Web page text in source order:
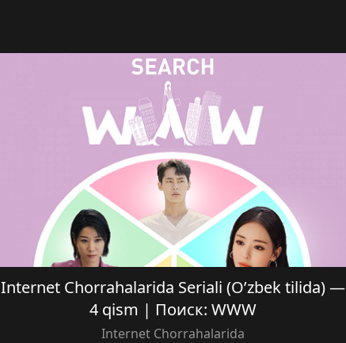
Internet Chorrahalarida Seriali (O’zbek tilida) —
4 qism | Поиск: WWW
Internet Chorrahalarida